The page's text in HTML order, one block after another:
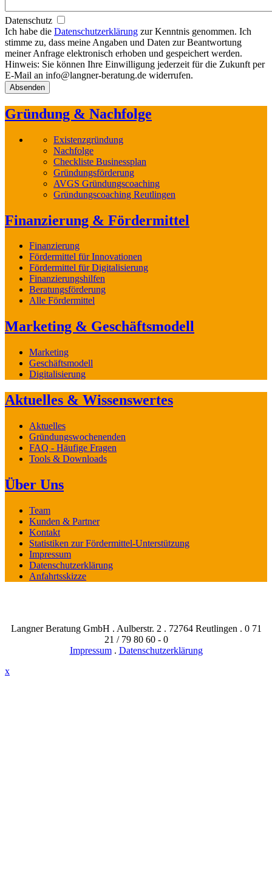
Datenschutz
Ich habe die Datenschutzerklärung zur Kenntnis genommen. Ich
stimme zu, dass meine Angaben und Daten zur Beantwortung
meiner Anfrage elektronisch erhoben und gespeichert werden.
Hinweis: Sie können Ihre Einwilligung jederzeit für die Zukunft per
E-Mail an info@langner-beratung.de widerrufen.
Gründung & Nachfolge
Existenzgründung
Nachfolge
Checkliste Businessplan
Gründungsförderung
AVGS Gründungscoaching
Gründungscoaching Reutlingen
Finanzierung & Fördermittel
Finanzierung
Fördermittel für Innovationen
Fördermittel für Digitalisierung
Finanzierungshilfen
Beratungsförderung
Alle Fördermittel
Marketing & Geschäftsmodell
Marketing
Geschäftsmodell
Digitalisierung
Aktuelles & Wissenswertes
Aktuelles
Gründungswochenenden
FAQ - Häufige Fragen
Tools & Downloads
Über Uns
Team
Kunden & Partner
Kontakt
Statistiken zur Fördermittel-Unterstützung
Impressum
Datenschutzerklärung
Anfahrtsskizze
Langner Beratung GmbH . Aulberstr. 2 . 72764 Reutlingen . 0 71
21 / 79 80 60 - 0
Impressum. Datenschutzerklärung
x